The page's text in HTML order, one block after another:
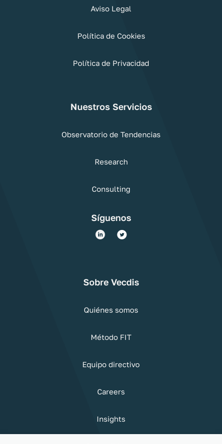
Aviso Legal
Política de Cookies
Política de Privacidad
Nuestros Servicios
Observatorio de Tendencias
Research
Consulting
Síguenos
Sobre Vecdis
Quiénes somos
Método FIT
Equipo directivo
Careers
Insights